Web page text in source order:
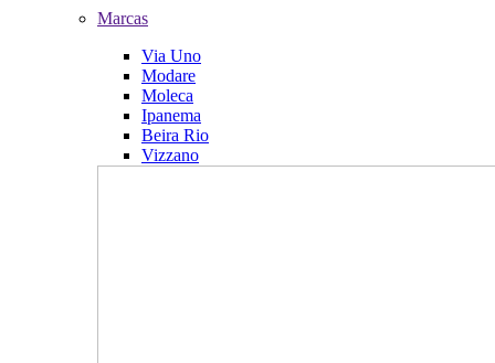
Marcas
Via Uno
Modare
Moleca
Ipanema
Beira Rio
Vizzano